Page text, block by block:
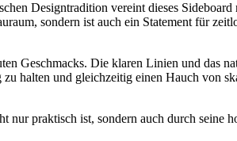
Designtradition vereint dieses
sondern ist auch ein Statement für
Geschmacks. Die klaren Linien und das
halten und gleichzeitig einen Hauch von
praktisch ist, sondern auch durch seine